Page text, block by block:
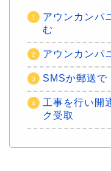
アウンカンパ
む
アウンカンパ
SMSか郵送で
工事を行い開
ク受取